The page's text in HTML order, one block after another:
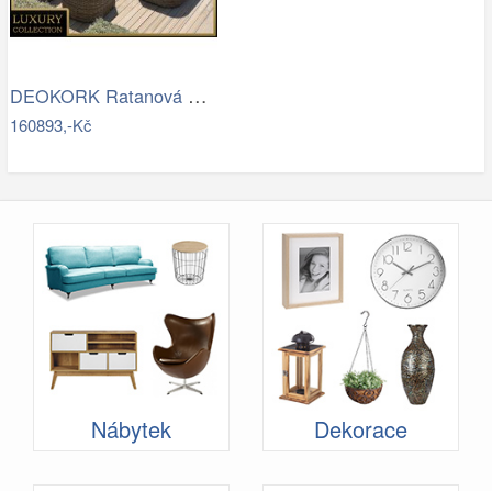
DEOKORK Ratanová modulová sestava…
160893,-Kč
Nábytek Dekorace